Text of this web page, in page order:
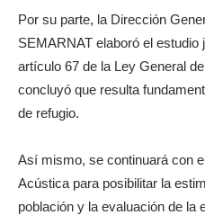
Por su parte, la Dirección
SEMARNAT elaboró el
artículo 67 de la Ley General
concluyó que resulta
de refugio.
Así mismo, se continuará con
Acústica para posibilitar la
población y la evaluación de la